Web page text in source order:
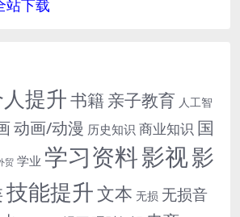
站下载
提升书籍 亲子教育 人工智
动画/动漫 历史知识 商业知识 国
贸 学业 学习资料影视影
技能提升文本 无损 无损音